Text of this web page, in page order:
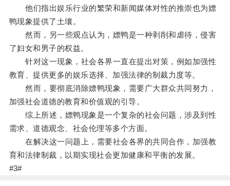
他们指出娱乐行业的繁荣和新闻媒体对性的推崇也为嫖
鸭现象提供了土壤。
然而，另一些观点认为，嫖鸭是一种剥削和虐待，侵害
了妇女和男子的权益。
针对这一现象，社会各界一直在提出对策，例如加强性
教育、提供更多的娱乐选择、加强法律的制裁力度等。
然而，要彻底消除嫖鸭现象，需要广大群众共同努力，
加强社会道德的教育和价值观的引导。
综上所述，嫖鸭现象是一个复杂的社会问题，涉及到性
需求、道德观念、社会伦理等多个方面。
在解决这一问题上，需要社会各界的共同合作，加强教
育和法律制裁，以期实现社会更加健康和平衡的发展。
#3#